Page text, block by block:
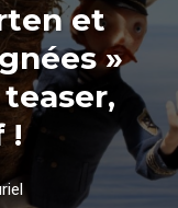
et
»
!